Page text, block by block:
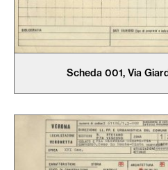
Scheda 001, Via